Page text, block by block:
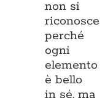
non si
riconosce
perché
ogni
elemento
è bello
in sé, ma